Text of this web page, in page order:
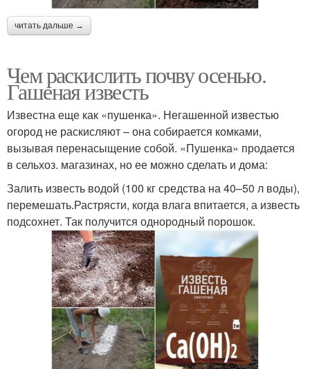
читать дальше →
Чем раскислить почву осенью.
Гашеная известь
Известна еще как «пушенка». Негашенной известью
огород не раскисляют – она собирается комками,
вызывая перенасыщение собой. «Пушенка» продается
в сельхоз. магазинах, но ее можно сделать и дома:
Залить известь водой (100 кг средства на 40–50 л воды),
перемешать.Растрясти, когда влага впитается, а известь
подсохнет. Так получится однородный порошок.